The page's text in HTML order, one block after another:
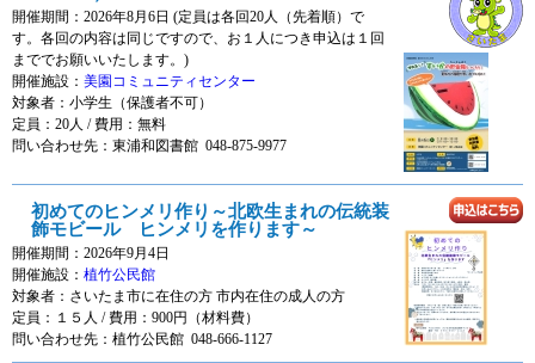
開催期間：2026年8月6日 (定員は各回20人（先着順）で
す。各回の内容は同じですので、お１人につき申込は１回
まででお願いいたします。)
開催施設： 美園コミュニティセンター
対象者： 小学生（保護者不可）
定員：20人 / 費用： 無料
問い合わせ先：東浦和図書館 048-875-9977
初めてのヒンメリ作り～北欧生まれの伝統装
飾モビール ヒンメリを作ります～
開催期間：2026年9月4日
開催施設： 植竹公民館
対象者： さいたま市に在住の方 市内在住の成人の方
定員：１５人 / 費用： 900円 （材料費）
問い合わせ先：植竹公民館 048-666-1127